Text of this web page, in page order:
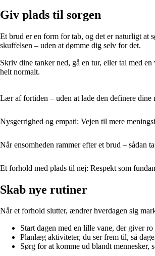
Giv plads til sorgen
Et brud er en form for tab, og det er naturligt at
skuffelsen – uden at dømme dig selv for det.
Skriv dine tanker ned, gå en tur, eller tal med
helt normalt.
Lær af fortiden – uden at lade den definere dine
Nysgerrighed og empati: Vejen til mere
Når ensomheden rammer efter et brud – sådan
Et forhold med plads til nej: Respekt som
Skab nye rutiner
Når et forhold slutter, ændrer hverdagen sig
Start dagen med en lille vane, der giver
Planlæg aktiviteter, du ser frem til, så
Sørg for at komme ud blandt